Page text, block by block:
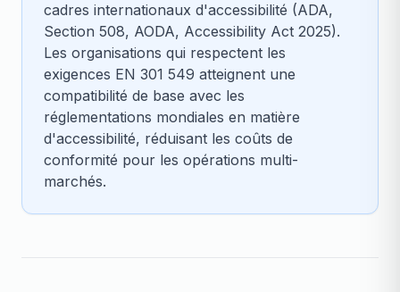
cadres internationaux d'accessibilité (ADA,
Section 508, AODA, Accessibility Act 2025).
Les organisations qui respectent les
exigences EN 301 549 atteignent une
compatibilité de base avec les
réglementations mondiales en matière
d'accessibilité, réduisant les coûts de
conformité pour les opérations multi-
marchés.